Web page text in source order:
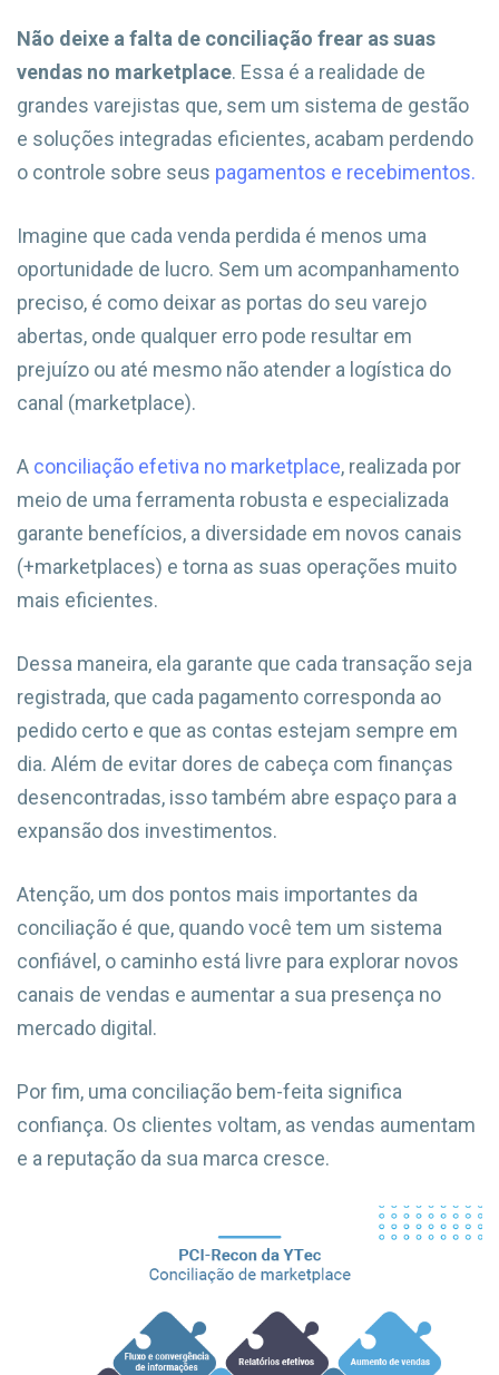
Não deixe a falta de conciliação frear as suas
vendas no marketplace. Essa é a realidade de
grandes varejistas que, sem um sistema de gestão
e soluções integradas eficientes, acabam perdendo
o controle sobre seus pagamentos e recebimentos.
Imagine que cada venda perdida é menos uma
oportunidade de lucro. Sem um acompanhamento
preciso, é como deixar as portas do seu varejo
abertas, onde qualquer erro pode resultar em
prejuízo ou até mesmo não atender a logística do
canal (marketplace).
A conciliação efetiva no marketplace, realizada por
meio de uma ferramenta robusta e especializada
garante benefícios, a diversidade em novos canais
(+marketplaces) e torna as suas operações muito
mais eficientes.
Dessa maneira, ela garante que cada transação seja
registrada, que cada pagamento corresponda ao
pedido certo e que as contas estejam sempre em
dia. Além de evitar dores de cabeça com finanças
desencontradas, isso também abre espaço para a
expansão dos investimentos.
Atenção, um dos pontos mais importantes da
conciliação é que, quando você tem um sistema
confiável, o caminho está livre para explorar novos
canais de vendas e aumentar a sua presença no
mercado digital.
Por fim, uma conciliação bem-feita significa
confiança. Os clientes voltam, as vendas aumentam
e a reputação da sua marca cresce.